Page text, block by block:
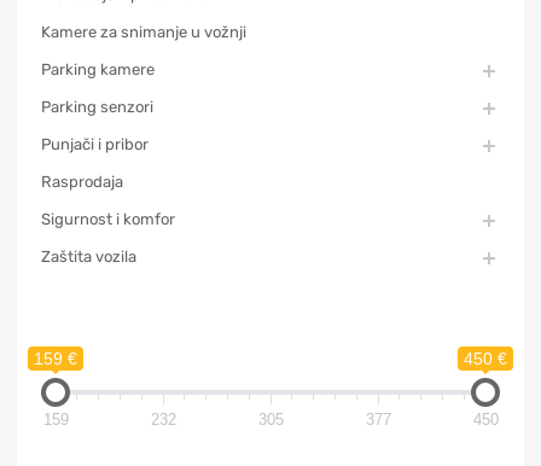
Kamere za snimanje u vožnji
Parking kamere
Parking senzori
Punjači i pribor
Rasprodaja
Sigurnost i komfor
Zaštita vozila
159 € 450 €
159 232 305 377 450